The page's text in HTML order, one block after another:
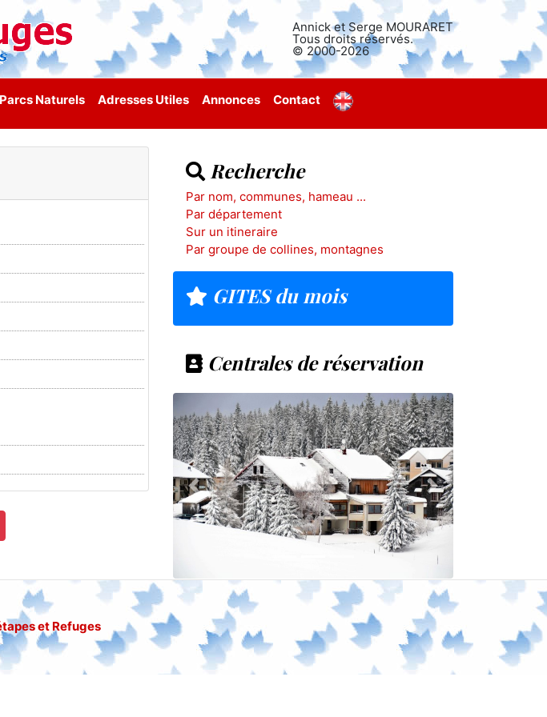
Annick et Serge MOURARET
Tous droits réservés.
© 2000-2026
Parcs Naturels Adresses Utiles Annonces Contact
Recherche
Par nom, communes, hameau ...
Par département
Sur un itineraire
Par groupe de collines, montagnes
GITES du mois
Centrales de réservation
et Refuges